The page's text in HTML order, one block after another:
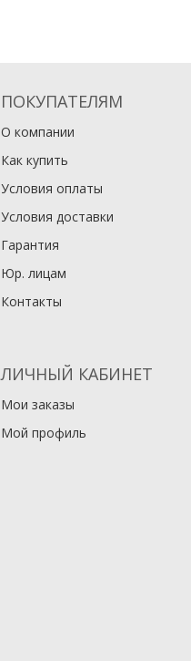
В корзину
ПОКУПАТЕЛЯМ
О компании
Как купить
Условия оплаты
Условия доставки
Гарантия
Юр. лицам​
Контакты
ЛИЧНЫЙ КАБИНЕТ
Мои заказы
Мой профиль